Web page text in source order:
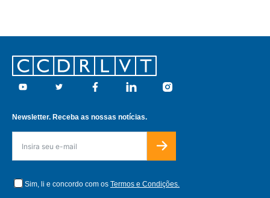
Footer
Youtube Twitter Facebook Linkedin Instagram
Newsletter. Receba as nossas notícias.
Sim, li e concordo com os Termos e Condições.